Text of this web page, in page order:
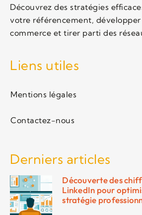
Découvrez des stratégies
votre référencement,
commerce et tirer parti des
Liens utiles
Mentions légales
Contactez-nous
Derniers articles
Découverte des
LinkedIn pour
stratégie